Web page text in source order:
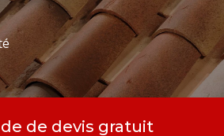
de devis gratuit